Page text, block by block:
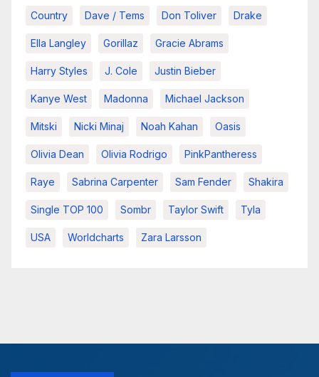
Country Dave / Tems Don Toliver Drake
Ella Langley Gorillaz Gracie Abrams
Harry Styles J. Cole Justin Bieber
Kanye West Madonna Michael Jackson
Mitski Nicki Minaj Noah Kahan Oasis
Olivia Dean Olivia Rodrigo PinkPantheress
Raye Sabrina Carpenter Sam Fender Shakira
Single TOP 100 Sombr Taylor Swift Tyla
USA Worldcharts Zara Larsson